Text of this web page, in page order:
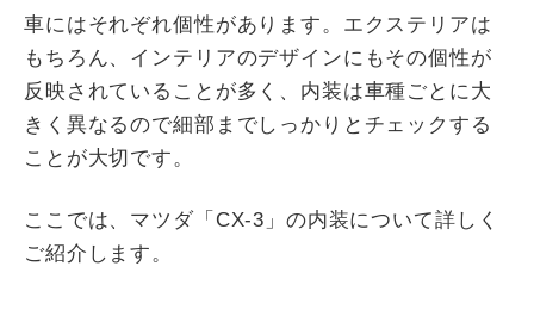
車にはそれぞれ個性があります。エクステリアは
もちろん、インテリアのデザインにもその個性が
反映されていることが多く、内装は車種ごとに大
きく異なるので細部までしっかりとチェックする
ことが大切です。
ここでは、マツダ「CX-3」の内装について詳しく
ご紹介します。